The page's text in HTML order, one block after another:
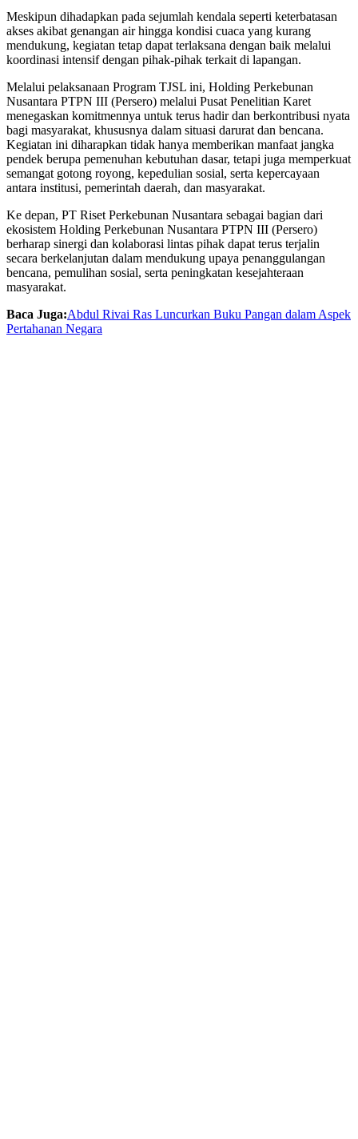
Meskipun dihadapkan pada sejumlah kendala seperti keterbatasan
akses akibat genangan air hingga kondisi cuaca yang kurang
mendukung, kegiatan tetap dapat terlaksana dengan baik melalui
koordinasi intensif dengan pihak-pihak terkait di lapangan.
Melalui pelaksanaan Program TJSL ini, Holding Perkebunan
Nusantara PTPN III (Persero) melalui Pusat Penelitian Karet
menegaskan komitmennya untuk terus hadir dan berkontribusi nyata
bagi masyarakat, khususnya dalam situasi darurat dan bencana.
Kegiatan ini diharapkan tidak hanya memberikan manfaat jangka
pendek berupa pemenuhan kebutuhan dasar, tetapi juga memperkuat
semangat gotong royong, kepedulian sosial, serta kepercayaan
antara institusi, pemerintah daerah, dan masyarakat.
Ke depan, PT Riset Perkebunan Nusantara sebagai bagian dari
ekosistem Holding Perkebunan Nusantara PTPN III (Persero)
berharap sinergi dan kolaborasi lintas pihak dapat terus terjalin
secara berkelanjutan dalam mendukung upaya penanggulangan
bencana, pemulihan sosial, serta peningkatan kesejahteraan
masyarakat.
Baca Juga:Abdul Rivai Ras Luncurkan Buku Pangan dalam Aspek
Pertahanan Negara